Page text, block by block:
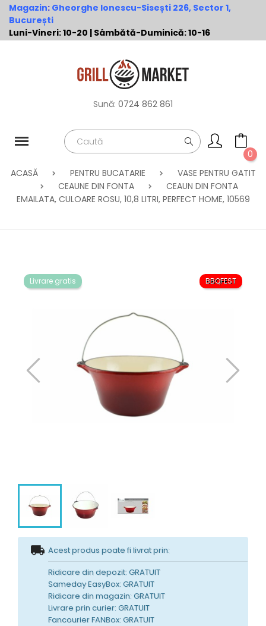
Magazin: Gheorghe Ionescu-Sisești 226, Sector 1,
București
Luni-Vineri: 10-20 | Sâmbătă-Duminică: 10-16
Sună: 0724 862 861
0
ACASĂ
PENTRU BUCATARIE
VASE PENTRU GATIT
CEAUNE DIN FONTA
CEAUN DIN FONTA
EMAILATA, CULOARE ROSU, 10,8 LITRI, PERFECT HOME, 10569
Acest produs poate fi livrat prin:
Ridicare din depozit: GRATUIT
Sameday EasyBox: GRATUIT
Ridicare din magazin: GRATUIT
Livrare prin curier: GRATUIT
Fancourier FANBox: GRATUIT
BBQFEST
Livrare gratis